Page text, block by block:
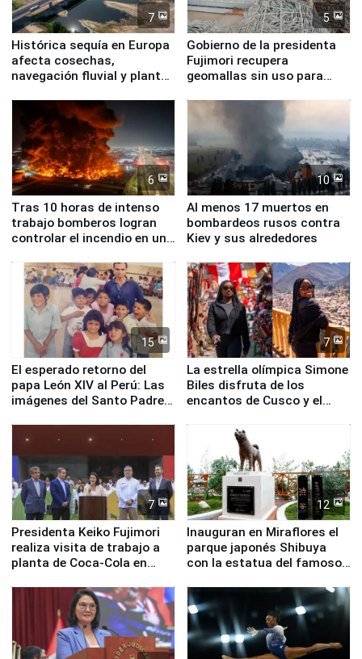
7
Histórica sequía en Europa
afecta cosechas,
navegación fluvial y plantas
5
Gobierno de la presidenta
Fujimori recupera
geomallas sin uso para
Fenómeno El Niño
6
Tras 10 horas de intenso
trabajo bomberos logran
controlar el incendio en una
de Chile
10
Al menos 17 muertos en
bombardeos rusos contra
Kiev y sus alrededores
15
El esperado retorno del
papa León XIV al Perú: Las
imágenes del Santo Padre
7
La estrella olímpica Simone
Biles disfruta de los
encantos de Cusco y el
7
Presidenta Keiko Fujimori
realiza visita de trabajo a
planta de Coca-Cola en
12
Inauguran en Miraflores el
parque japonés Shibuya
con la estatua del famoso